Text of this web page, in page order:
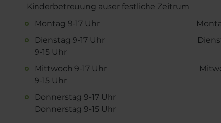
Kinderbetreuung auser festliche Zeitrum
Montag 9-17 Uhr
Dienstag 9-17 Uhr
9-15 Uhr
Mittwoch 9-17 Uhr
9-15 Uhr
Donnerstag 9-17 Uhr
Donnerstag 9-15 Uhr